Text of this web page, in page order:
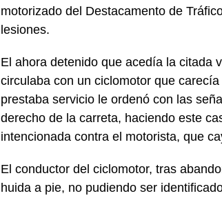
motorizado del Destacamento de
lesiones.
El ahora detenido que acedía la citada
circulaba con un ciclomotor que
prestaba servicio le ordenó con las
derecho de la carreta, haciendo este
intencionada contra el motorista, que
El conductor del ciclomotor, tras
huida a pie, no pudiendo ser